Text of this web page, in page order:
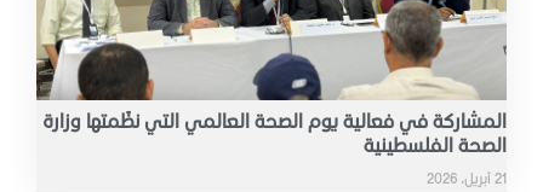
المشاركة في فعالية يوم الصحة العالمي التي نظّمتها وزارة
الصحة الفلسطينية
21 أبريل، 2026